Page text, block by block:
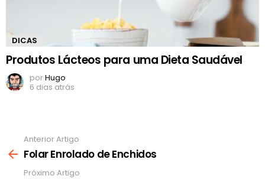
DICAS
Produtos Lácteos para uma Dieta Saudável
porHugo
6 dias atrás
mais
Anterior Artigo
Folar Enrolado de Enchidos
Próximo Artigo